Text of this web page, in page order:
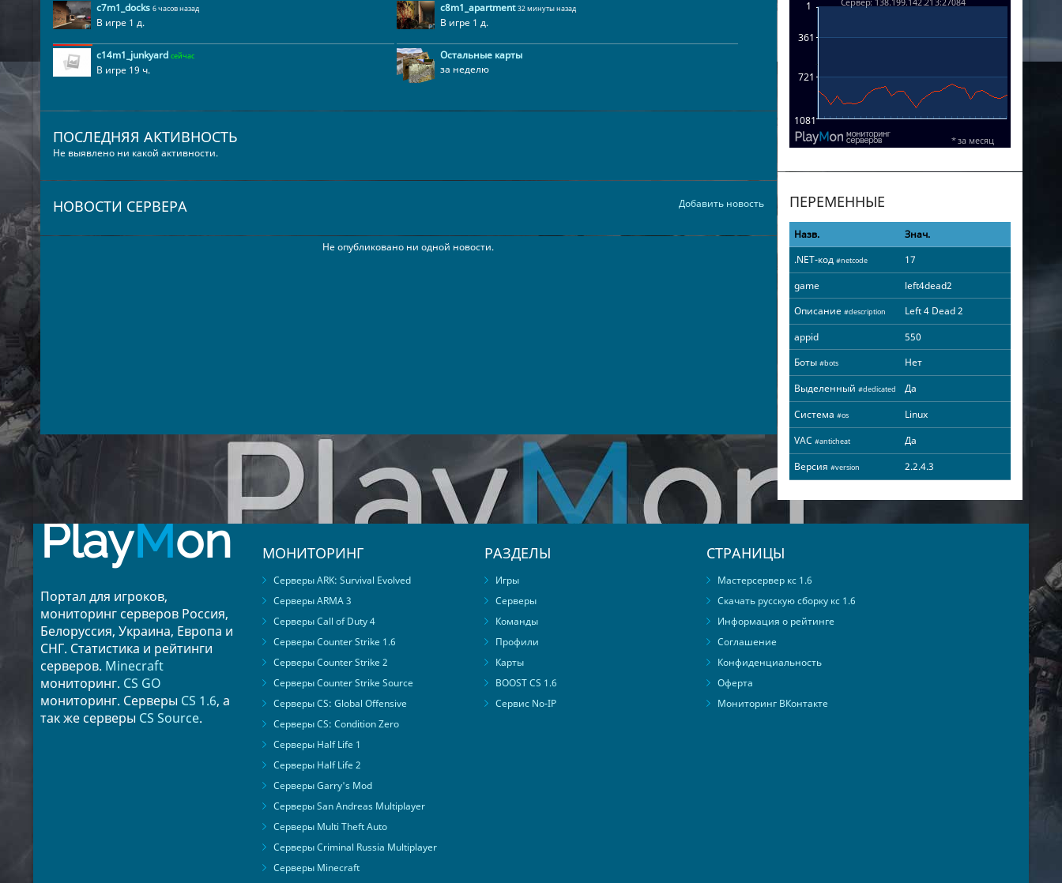
c7m1_docks 6 часов назад
В игре 1 д.
c8m1_apartment 32 минуты назад
В игре 1 д.
c14m1_junkyard сейчас
В игре 19 ч.
Остальные карты
за неделю
ПОСЛЕДНЯЯ АКТИВНОСТЬ
Не выявлено ни какой активности.
Добавить новость
НОВОСТИ СЕРВЕРА
Не опубликовано ни одной новости.
ПЕРЕМЕННЫЕ
Назв.
Знач.
.NET-код #netcode
17
game
left4dead2
Описание #description
Left 4 Dead 2
appid
550
Боты #bots
Нет
Выделенный #dedicated
Да
Система #os
Linux
VAC #anticheat
Да
Версия #version 2.2.4.3
PlayMon
Портал для игроков,
мониторинг серверов Россия,
Белоруссия, Украина, Европа и
СНГ. Статистика и рейтинги
серверов. Minecraft
мониторинг. CS GO
мониторинг. Серверы CS 1.6, а
так же серверы CS Source.
МОНИТОРИНГ
Серверы ARK: Survival Evolved
Серверы ARMA 3
Серверы Call of Duty 4
Серверы Counter Strike 1.6
Серверы Counter Strike 2
Серверы Counter Strike Source
Серверы CS: Global Offensive
Серверы CS: Condition Zero
Серверы Half Life 1
Серверы Half Life 2
Серверы Garry's Mod
Серверы San Andreas Multiplayer
Серверы Multi Theft Auto
Серверы Criminal Russia Multiplayer
Серверы Minecraft
РАЗДЕЛЫ
Игры
Серверы
Команды
Профили
Карты
BOOST CS 1.6
Сервис No-IP
СТРАНИЦЫ
Мастерсервер кс 1.6
Скачать русскую сборку кс 1.6
Информация о рейтинге
Соглашение
Конфиденциальность
Оферта
Мониторинг ВКонтакте